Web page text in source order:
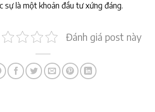
sự là một khoản đầu tư xứng đáng.
Đánh giá post này